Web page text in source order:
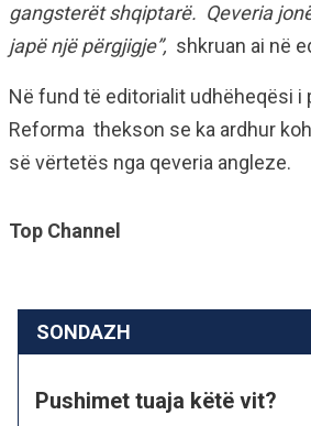
gangsterët shqiptarë. Qeveria
japë një përgjigje”, shkruan ai në
Në fund të editorialit udhëheqësi i
Reforma thekson se ka ardhur
së vërtetës nga qeveria angleze.
Top Channel
SONDAZH
Pushimet tuaja këtë vit?